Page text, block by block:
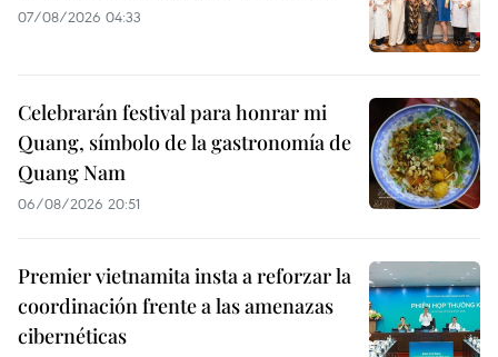
07/08/2026 04:33
Celebrarán festival para honrar mi
Quang, símbolo de la gastronomía de
Quang Nam
06/08/2026 20:51
Premier vietnamita insta a reforzar la
coordinación frente a las amenazas
cibernéticas